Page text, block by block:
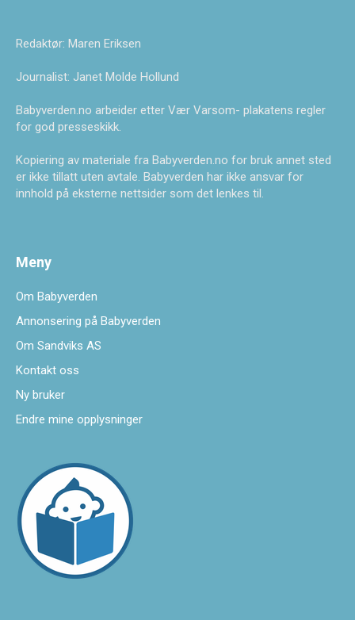
Redaktør: Maren Eriksen
Journalist: Janet Molde Hollund
Babyverden.no arbeider etter Vær Varsom- plakatens regler
for god presseskikk.
Kopiering av materiale fra Babyverden.no for bruk annet sted
er ikke tillatt uten avtale. Babyverden har ikke ansvar for
innhold på eksterne nettsider som det lenkes til.
Meny
Om Babyverden
Annonsering på Babyverden
Om Sandviks AS
Kontakt oss
Ny bruker
Endre mine opplysninger